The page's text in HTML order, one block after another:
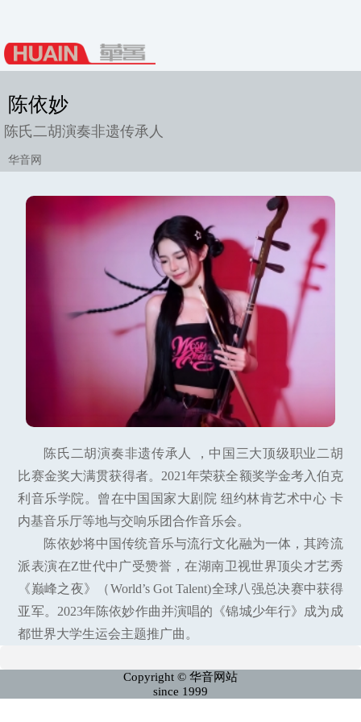
陈依妙
陈氏二胡演奏非遗传承人
华音网
陈氏二胡演奏非遗传承人 ，中国三大顶级职业二胡
比赛金奖大满贯获得者。2021年荣获全额奖学金考入伯克
利音乐学院。曾在中国国家大剧院 纽约林肯艺术中心 卡
内基音乐厅等地与交响乐团合作音乐会。
陈依妙将中国传统音乐与流行文化融为一体，其跨流
派表演在Z世代中广受赞誉，在湖南卫视世界顶尖才艺秀
《巅峰之夜》（World’s Got Talent)全球八强总决赛中获得
亚军。2023年陈依妙作曲并演唱的《锦城少年行》成为成
都世界大学生运会主题推广曲。
Copyright © 华音网站
since 1999